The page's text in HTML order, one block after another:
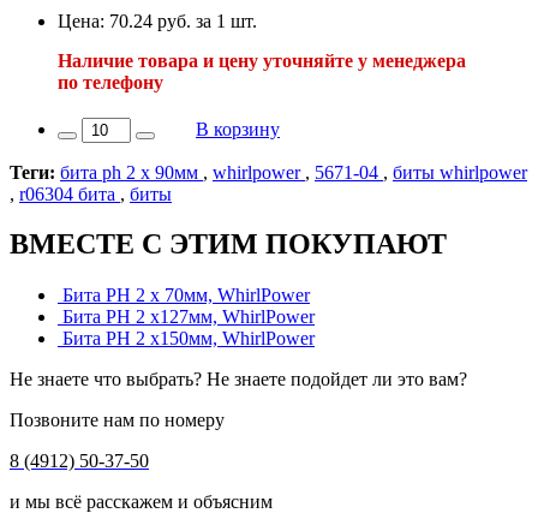
Цена: 70.24 руб. за 1 шт.
Наличие товара и цену уточняйте у менеджера
по телефону
В корзину
Теги: бита ph 2 х 90мм , whirlpower , 5671-04 , биты whirlpower
, r06304 бита , биты
ВМЕСТЕ С ЭТИМ ПОКУПАЮТ
Бита PH 2 х 70мм, WhirlPower
Бита PH 2 х127мм, WhirlPower
Бита PH 2 х150мм, WhirlPower
Не знаете что выбрать? Не знаете подойдет ли это вам?
Позвоните нам по номеру
8 (4912) 50-37-50
и мы всё расскажем и объясним